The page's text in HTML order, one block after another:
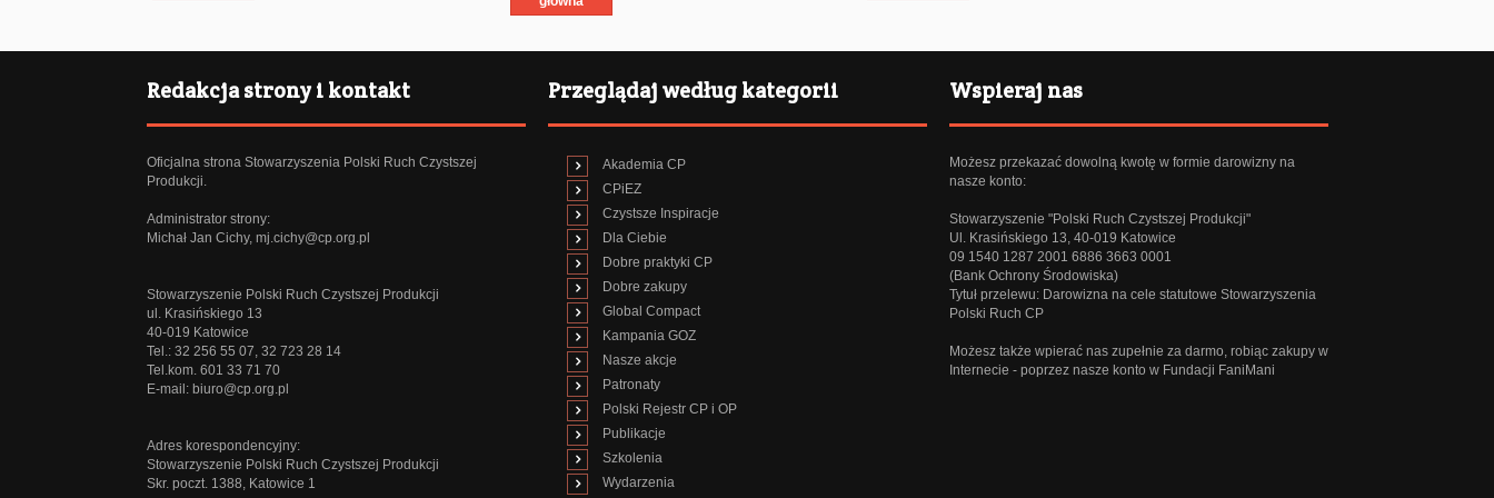
Redakcja strony i kontakt
Oficjalna strona Stowarzyszenia Polski Ruch Czystszej
Produkcji.
Administrator strony:
Michał Jan Cichy, mj.cichy@cp.org.pl
Stowarzyszenie Polski Ruch Czystszej Produkcji
ul. Krasińskiego 13
40-019 Katowice
Tel.: 32 256 55 07, 32 723 28 14
Tel.kom. 601 33 71 70
E-mail: biuro@cp.org.pl
Adres korespondencyjny:
Stowarzyszenie Polski Ruch Czystszej Produkcji
Skr. poczt. 1388, Katowice 1
Przeglądaj według kategorii
Akademia CP
CPiEZ
Czystsze Inspiracje
Dla Ciebie
Dobre praktyki CP
Dobre zakupy
Global Compact
Kampania GOZ
Nasze akcje
Patronaty
Polski Rejestr CP i OP
Publikacje
Szkolenia
Wydarzenia
Wspieraj nas
Możesz przekazać dowolną kwotę w formie darowizny na
nasze konto:
Stowarzyszenie "Polski Ruch Czystszej Produkcji"
Ul. Krasińskiego 13, 40-019 Katowice
09 1540 1287 2001 6886 3663 0001
(Bank Ochrony Środowiska)
Tytuł przelewu: Darowizna na cele statutowe Stowarzyszenia
Polski Ruch CP
Możesz także wpierać nas zupełnie za darmo, robiąc zakupy w
Internecie - poprzez nasze konto w Fundacji FaniMani